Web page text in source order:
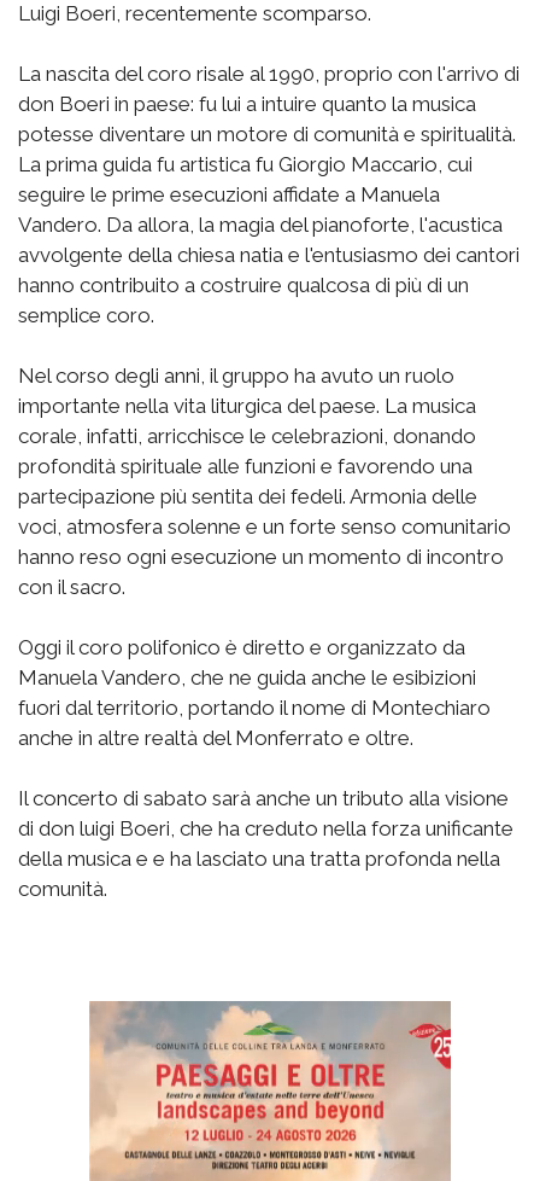
Luigi Boeri, recentemente scomparso.
La nascita del coro risale al 1990, proprio con l'arrivo di
don Boeri in paese: fu lui a intuire quanto la musica
potesse diventare un motore di comunità e spiritualità.
La prima guida fu artistica fu Giorgio Maccario, cui
seguire le prime esecuzioni affidate a Manuela
Vandero. Da allora, la magia del pianoforte, l'acustica
avvolgente della chiesa natia e l'entusiasmo dei cantori
hanno contribuito a costruire qualcosa di più di un
semplice coro.
Nel corso degli anni, il gruppo ha avuto un ruolo
importante nella vita liturgica del paese. La musica
corale, infatti, arricchisce le celebrazioni, donando
profondità spirituale alle funzioni e favorendo una
partecipazione più sentita dei fedeli. Armonia delle
voci, atmosfera solenne e un forte senso comunitario
hanno reso ogni esecuzione un momento di incontro
con il sacro.
Oggi il coro polifonico è diretto e organizzato da
Manuela Vandero, che ne guida anche le esibizioni
fuori dal territorio, portando il nome di Montechiaro
anche in altre realtà del Monferrato e oltre.
Il concerto di sabato sarà anche un tributo alla visione
di don luigi Boeri, che ha creduto nella forza unificante
della musica e e ha lasciato una tratta profonda nella
comunità.